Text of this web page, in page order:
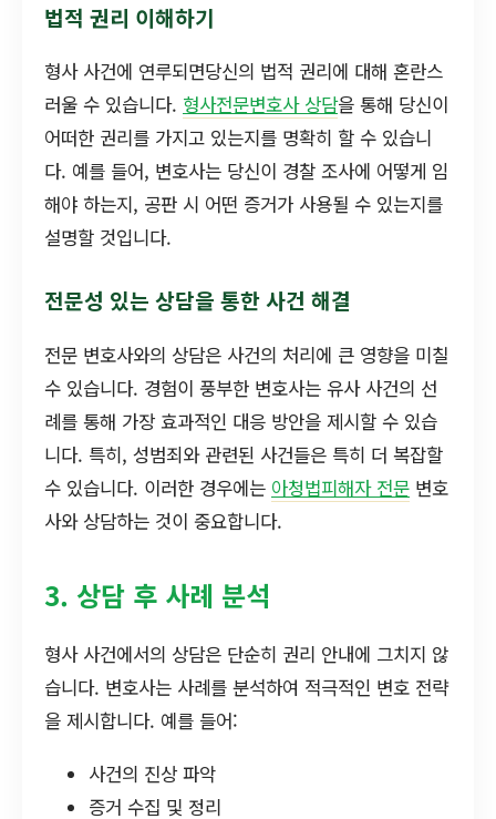
법적 권리 이해하기
형사 사건에 연루되면당신의 법적 권리에 대해 혼란스
러울 수 있습니다. 형사전문변호사 상담을 통해 당신이
어떠한 권리를 가지고 있는지를 명확히 할 수 있습니
다. 예를 들어, 변호사는 당신이 경찰 조사에 어떻게 임
해야 하는지, 공판 시 어떤 증거가 사용될 수 있는지를
설명할 것입니다.
전문성 있는 상담을 통한 사건 해결
전문 변호사와의 상담은 사건의 처리에 큰 영향을 미칠
수 있습니다. 경험이 풍부한 변호사는 유사 사건의 선
례를 통해 가장 효과적인 대응 방안을 제시할 수 있습
니다. 특히, 성범죄와 관련된 사건들은 특히 더 복잡할
수 있습니다. 이러한 경우에는 아청법피해자 전문 변호
사와 상담하는 것이 중요합니다.
3. 상담 후 사례 분석
형사 사건에서의 상담은 단순히 권리 안내에 그치지 않
습니다. 변호사는 사례를 분석하여 적극적인 변호 전략
을 제시합니다. 예를 들어:
사건의 진상 파악
증거 수집 및 정리